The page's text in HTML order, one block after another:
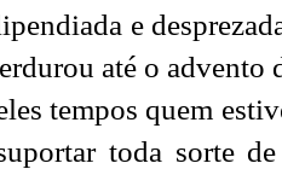
e
até o advento
quem
toda sorte